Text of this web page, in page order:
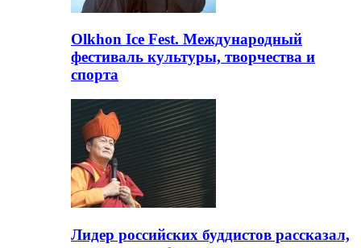
Olkhon Ice Fest. Международный
фестиваль культуры, творчества и
спорта
Лидер российских буддистов рассказал,